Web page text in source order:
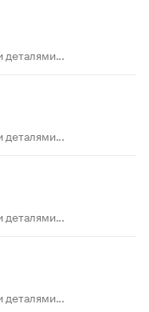
деталями...
деталями...
деталями...
деталями...